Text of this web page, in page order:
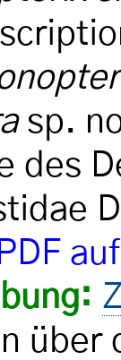
sp.
des
über